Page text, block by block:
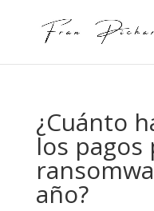
¿Cuánto
los pagos
año?